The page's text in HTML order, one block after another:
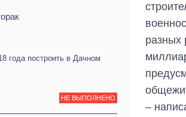
года построить в Дачном
НЕ ВЫПОЛНЕНО
разных
–